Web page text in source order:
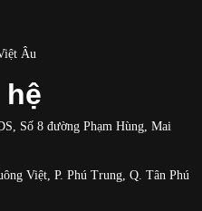
Âu
Số 8 đường Phạm Hùng, Mai
Việt, P. Phú Trung, Q. Tân Phú